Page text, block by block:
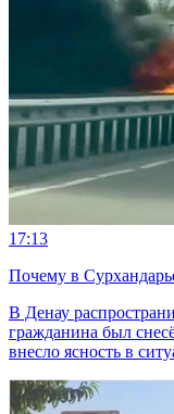
17:13
Почему в
В Денау
гражданина был
внесло ясность в